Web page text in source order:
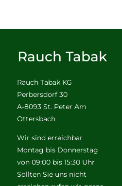
Rauch Tabak
Rauch Tabak KG
Perbersdorf 30
A-8093 St. Peter Am
Ottersbach
Wir sind erreichbar
Montag bis Donnerstag
von 09:00 bis 15:30 Uhr
Sollten Sie uns nicht